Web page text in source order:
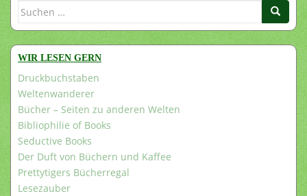
Suchen
WIR LESEN GERN
Druckbuchstaben
Weltenwanderer
Bücher – Seiten zu anderen Welten
Bibliophilie of Books
Seductive Books
Der Duft von Büchern und Kaffee
Prettytigers Bücherregal
Lesezauber